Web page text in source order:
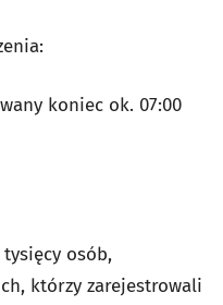
koniec ok. 07:00
osób,
którzy zarejestrowali